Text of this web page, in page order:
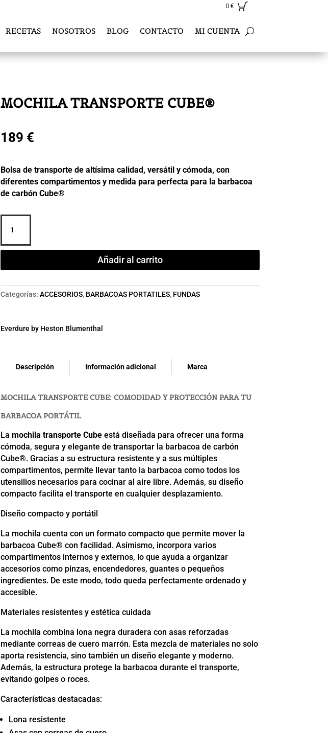
0€
RECETAS NOSOTROS BLOG CONTACTO MI CUENTA
MOCHILA TRANSPORTE CUBE®
189 €
Bolsa de transporte de altísima calidad, versátil y cómoda, con
diferentes compartimentos y medida para perfecta para la barbacoa
de carbón Cube®
TRANSPORTE
CUBE®
Añadir al carrito
Categorías: ACCESORIOS, BARBACOAS PORTATILES, FUNDAS
Everdure by Heston Blumenthal
Descripción Información adicional Marca
MOCHILA TRANSPORTE CUBE: COMODIDAD Y PROTECCIÓN PARA TU
BARBACOA PORTÁTIL
La mochila transporte Cubeestá diseñada para ofrecer una forma
cómoda, segura y elegante de transportar la barbacoa de carbón
Cube®. Gracias a su estructura resistente y a sus múltiples
compartimentos, permite llevar tanto la barbacoa como todos los
utensilios necesarios para cocinar al aire libre. Además, su diseño
compacto facilita el transporte en cualquier desplazamiento.
Diseño compacto y portátil
La mochila cuenta con un formato compacto que permite mover la
barbacoa Cube® con facilidad. Asimismo, incorpora varios
compartimentos internos y externos, lo que ayuda a organizar
accesorios como pinzas, encendedores, guantes o pequeños
ingredientes. De este modo, todo queda perfectamente ordenado y
accesible.
Materiales resistentes y estética cuidada
La mochila combina lona negra duradera con asas reforzadas
mediante correas de cuero marrón. Esta mezcla de materiales no solo
aporta resistencia, sino también un diseño elegante y moderno.
Además, la estructura protege la barbacoa durante el transporte,
evitando golpes o roces.
Características destacadas:
Lona resistente